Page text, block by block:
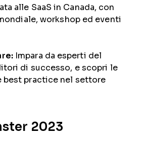
alle SaaS in Canada, con
workshop ed eventi
Impara da esperti del
di successo, e scopri le
best practice nel settore
2023